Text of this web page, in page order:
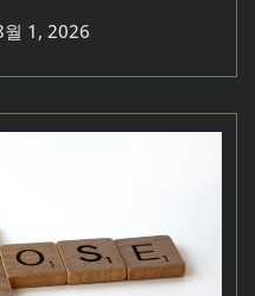
월 1, 2026